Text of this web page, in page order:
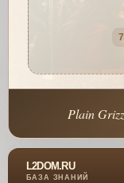
Plain
L2DOM.RU
БАЗА ЗНАНИЙ